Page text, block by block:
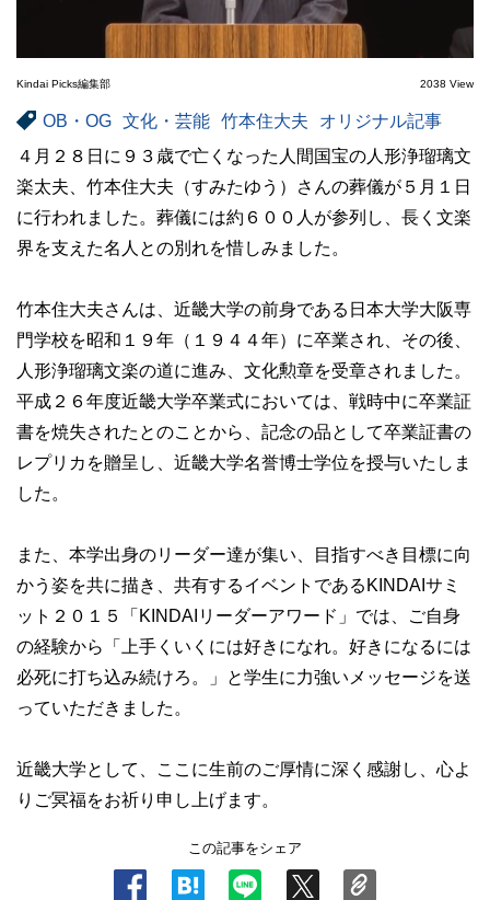
Kindai Picks編集部 2038 View
OB・OG 文化・芸能 竹本住大夫
オリジナル記事
４月２８日に９３歳で亡くなった人間国宝の人形浄瑠璃文
楽太夫、竹本住大夫（すみたゆう）さんの葬儀が５月１日
に行われました。葬儀には約６００人が参列し、長く文楽
界を支えた名人との別れを惜しみました。
竹本住大夫さんは、近畿大学の前身である日本大学大阪専
門学校を昭和１９年（１９４４年）に卒業され、その後、
人形浄瑠璃文楽の道に進み、文化勲章を受章されました。
平成２６年度近畿大学卒業式においては、戦時中に卒業証
書を焼失されたとのことから、記念の品として卒業証書の
レプリカを贈呈し、近畿大学名誉博士学位を授与いたしま
した。
また、本学出身のリーダー達が集い、目指すべき目標に向
かう姿を共に描き、共有するイベントであるKINDAIサミ
ット２０１５「KINDAIリーダーアワード」では、ご自身
の経験から「上手くいくには好きになれ。好きになるには
必死に打ち込み続けろ。」と学生に力強いメッセージを送
っていただきました。
近畿大学として、ここに生前のご厚情に深く感謝し、心よ
りご冥福をお祈り申し上げます。
この記事をシェア